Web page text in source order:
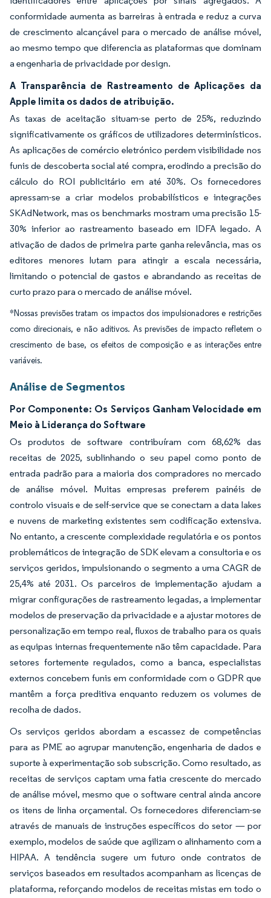
conformidade aumenta as barreiras à entrada e reduz a curva
de crescimento alcançável para o mercado de análise móvel,
ao mesmo tempo que diferencia as plataformas que dominam
a engenharia de privacidade por design.
A Transparência de Rastreamento de Aplicações da
Apple limita os dados de atribuição.
As taxas de aceitação situam-se perto de 25%, reduzindo
significativamente os gráficos de utilizadores determinísticos.
As aplicações de comércio eletrónico perdem visibilidade nos
funis de descoberta social até compra, erodindo a precisão do
cálculo do ROI publicitário em até 30%. Os fornecedores
apressam-se a criar modelos probabilísticos e integrações
SKAdNetwork, mas os benchmarks mostram uma precisão 15-
30% inferior ao rastreamento baseado em IDFA legado. A
ativação de dados de primeira parte ganha relevância, mas os
editores menores lutam para atingir a escala necessária,
limitando o potencial de gastos e abrandando as receitas de
curto prazo para o mercado de análise móvel.
*Nossas previsões tratam os impactos dos impulsionadores e restrições
como direcionais, e não aditivos. As previsões de impacto refletem o
crescimento de base, os efeitos de composição e as interações entre
variáveis.
Análise de Segmentos
Por Componente: Os Serviços Ganham Velocidade em
Meio à Liderança do Software
Os produtos de software contribuíram com 68,62% das
receitas de 2025, sublinhando o seu papel como ponto de
entrada padrão para a maioria dos compradores no mercado
de análise móvel. Muitas empresas preferem painéis de
controlo visuais e de self-service que se conectam a data lakes
e nuvens de marketing existentes sem codificação extensiva.
No entanto, a crescente complexidade regulatória e os pontos
problemáticos de integração de SDK elevam a consultoria e os
serviços geridos, impulsionando o segmento a uma CAGR de
25,4% até 2031. Os parceiros de implementação ajudam a
migrar configurações de rastreamento legadas, a implementar
modelos de preservação da privacidade e a ajustar motores de
personalização em tempo real, fluxos de trabalho para os quais
as equipas internas frequentemente não têm capacidade. Para
setores fortemente regulados, como a banca, especialistas
externos concebem funis em conformidade com o GDPR que
mantêm a força preditiva enquanto reduzem os volumes de
recolha de dados.
Os serviços geridos abordam a escassez de competências
para as PME ao agrupar manutenção, engenharia de dados e
suporte à experimentação sob subscrição. Como resultado, as
receitas de serviços captam uma fatia crescente do mercado
de análise móvel, mesmo que o software central ainda ancore
os itens de linha orçamental. Os fornecedores diferenciam-se
através de manuais de instruções específicos do setor — por
exemplo, modelos de saúde que agilizam o alinhamento com a
HIPAA. A tendência sugere um futuro onde contratos de
serviços baseados em resultados acompanham as licenças de
plataforma, reforçando modelos de receitas mistas em todo o